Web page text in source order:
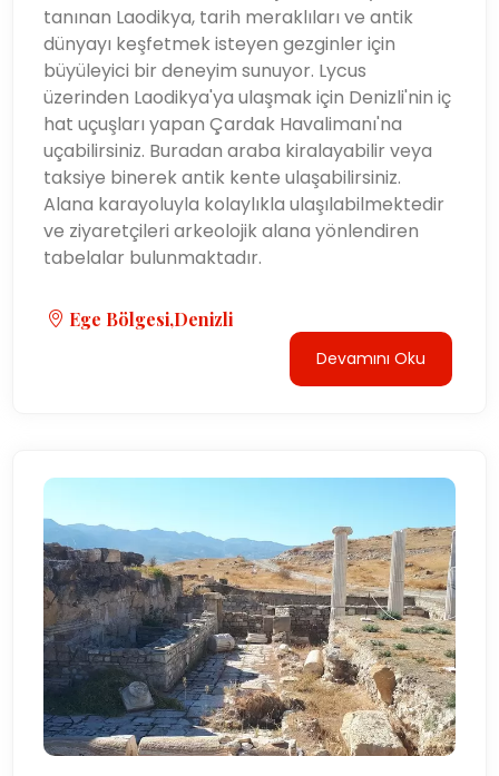
tanınan Laodikya, tarih meraklıları ve antik
dünyayı keşfetmek isteyen gezginler için
büyüleyici bir deneyim sunuyor. Lycus
üzerinden Laodikya'ya ulaşmak için Denizli'nin iç
hat uçuşları yapan Çardak Havalimanı'na
uçabilirsiniz. Buradan araba kiralayabilir veya
taksiye binerek antik kente ulaşabilirsiniz.
Alana karayoluyla kolaylıkla ulaşılabilmektedir
ve ziyaretçileri arkeolojik alana yönlendiren
tabelalar bulunmaktadır.
Ege Bölgesi,Denizli
Devamını Oku